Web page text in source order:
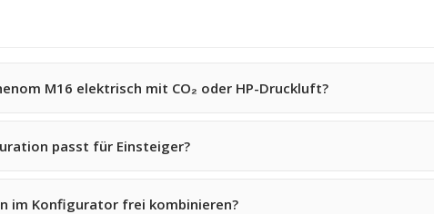
M16 elektrisch mit CO₂ oder HP-Druckluft?
passt für Einsteiger?
im Konfigurator frei kombinieren?